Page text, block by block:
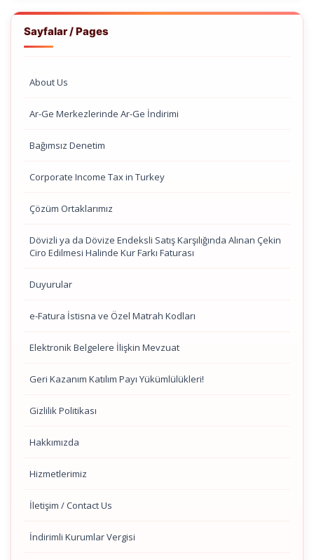
Sayfalar / Pages
About Us
Ar-Ge Merkezlerinde Ar-Ge İndirimi
Bağımsız Denetim
Corporate Income Tax in Turkey
Çözüm Ortaklarımız
Dövizli ya da Dövize Endeksli Satış Karşılığında Alınan Çekin
Ciro Edilmesi Halinde Kur Farkı Faturası
Duyurular
e-Fatura İstisna ve Özel Matrah Kodları
Elektronik Belgelere İlişkin Mevzuat
Geri Kazanım Katılım Payı Yükümlülükleri!
Gizlilik Politikası
Hakkımızda
Hizmetlerimiz
İletişim / Contact Us
İndirimli Kurumlar Vergisi